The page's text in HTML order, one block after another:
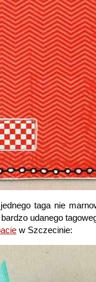
taga nie
udanego
w Szczecinie: